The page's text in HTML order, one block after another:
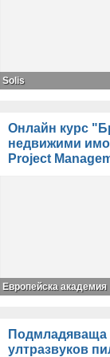
Solis
Онлайн курс
недвижими
Project
Европейска академия
Подмладяваща
ултразвуков